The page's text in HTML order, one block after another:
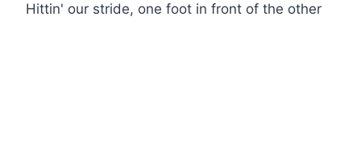
Hittin' our stride, one foot in front of the other